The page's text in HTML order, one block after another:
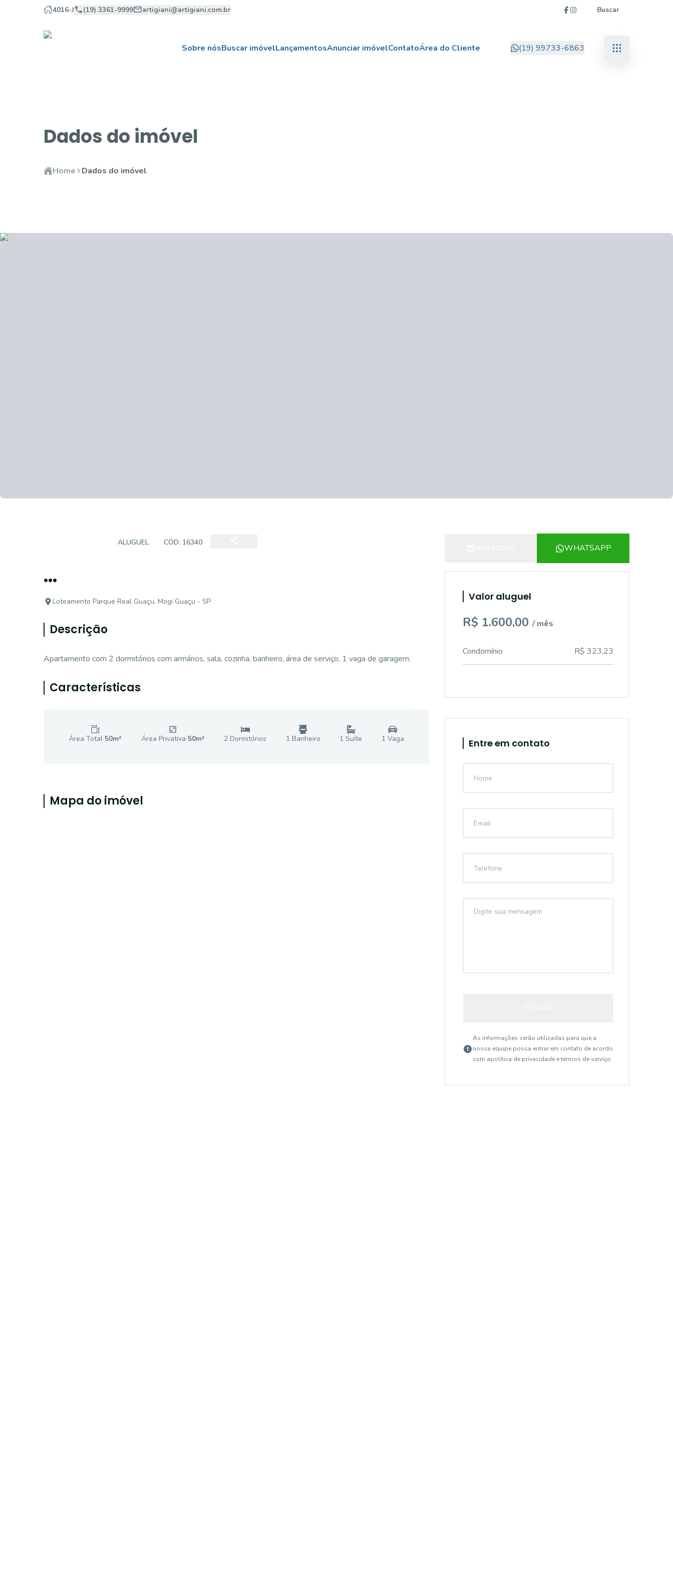
4016-J (19) 3361-9999 artigiani@artigiani.com.br Buscar
Sobre nósBuscar imóvelLançamentosAnunciar imóvelContatoÁrea do Cliente (19) 99733-6863
Dados do imóvel
Home Dados do imóvel
ALUGUEL CÓD: 16340
...
Loteamento Parque Real Guaçu, Mogi Guaçu - SP
Descrição
Apartamento com 2 dormitórios com armários, sala, cozinha, banheiro, área de serviço, 1 vaga de garagem.
Características
Área Total 50m² Área Privativa 50m² 2 Dormitórios 1 Banheiro 1 Suíte 1 Vaga
Mapa do imóvel
WHATSAPP
Valor aluguel
R$ 1.600,00 / mês
Condomínio R$ 323,23
Entre em contato
As informações serão utilizadas para que a
nossa equipe possa entrar em contato de acordo
com apolítica de privacidade e termos de serviço